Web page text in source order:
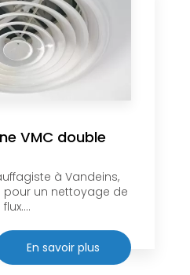
VMC double
à Vandeins,
pour un nettoyage de
En savoir plus